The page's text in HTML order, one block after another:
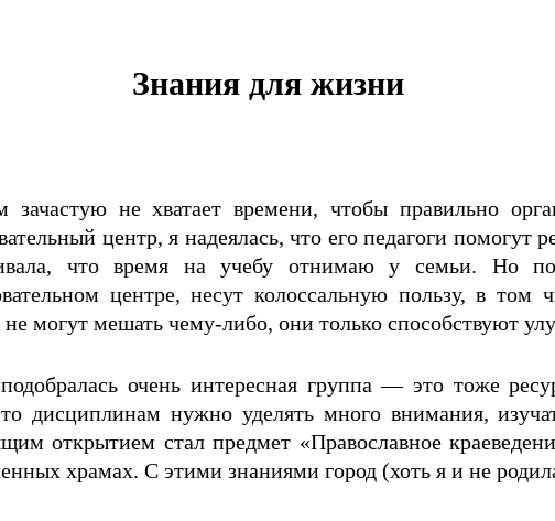
Знания для жизни
не хватает времени, чтобы правильно
центр, я надеялась, что его педагоги
что время на учебу отнимаю у семьи. Но
центре, несут колоссальную пользу, в
не могут мешать чему-либо, они только способствуют
очень интересная группа — это тоже
дисциплинам нужно уделять много внимания,
открытием стал предмет «Православное
храмах. С этими знаниями город (хоть я и не